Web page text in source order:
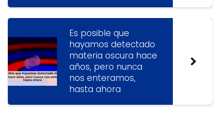
Es posible que
hayamos detectado
materia oscura hace
años, pero nunca
nos enteramos,
hasta ahora